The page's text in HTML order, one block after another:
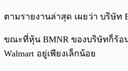
ตามรายงานล่าสุด เผยว่า บริษัท
ขณะที่หุ้น BMNR ของบริษัทก็ร้อ
Walmart อยู่เพียงเล็กน้อย